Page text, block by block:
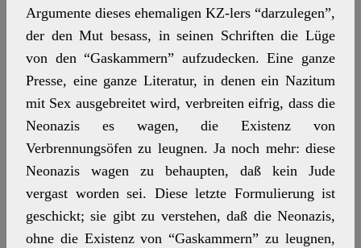
Argumente dieses ehemaligen KZ-lers “darzulegen”,
der den Mut besass, in seinen Schriften die Lüge
von den “Gaskammern” aufzudecken. Eine ganze
Presse, eine ganze Literatur, in denen ein Nazitum
mit Sex ausgebreitet wird, verbreiten eifrig, dass die
Neonazis es wagen, die Existenz von
Verbrennungsöfen zu leugnen. Ja noch mehr: diese
Neonazis wagen zu behaupten, daß kein Jude
vergast worden sei. Diese letzte Formulierung ist
geschickt; sie gibt zu verstehen, daß die Neonazis,
ohne die Existenz von “Gaskammern” zu leugnen,